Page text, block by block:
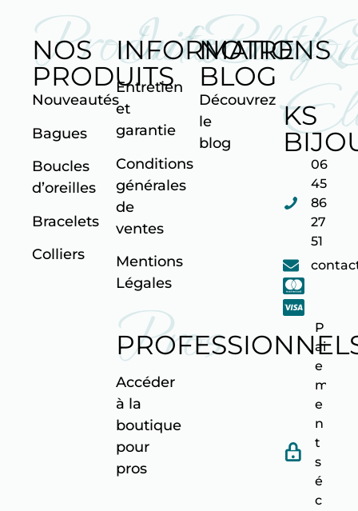
Produits
NOS
PRODUITS
Nouveautés
Bagues
Boucles
d’oreilles
Bracelets
Colliers
INFORMATIONS
Entretien
et
garantie
Conditions
générales
de
ventes
Mentions
Légales
Pros
Accéder
à la
boutique
pour
pros
Blog
NOTRE
BLOG
Découvrez
le
blog
KS
06
45
86
27
51
P
ai
e
m
e
n
t
s
é
c